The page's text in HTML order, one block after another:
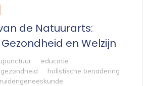
de Natuurarts:
en Welzijn
educatie
gezondheid
holistische benadering